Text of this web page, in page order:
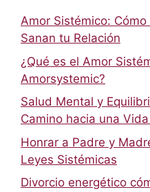
Amor Sistémico:
Sanan tu Relación
¿Qué es el Amor
Amorsystemic?
Salud Mental y
Camino hacia una
Honrar a Padre y
Leyes Sistémicas
Divorcio energético